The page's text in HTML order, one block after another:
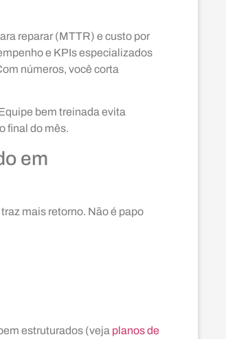
reparar (MTTR) e custo por
e KPIs especializados
números, você corta
bem treinada evita
final do mês.
em
mais retorno. Não é papo
estruturados (veja planos de